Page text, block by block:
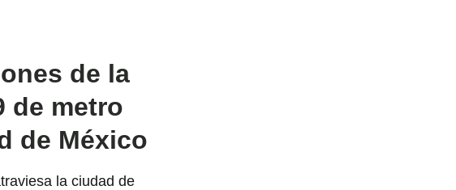
de la
de metro
de México
la ciudad de